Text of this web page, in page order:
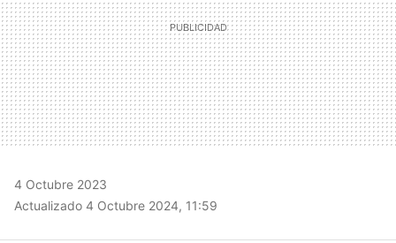
4 Octubre 2023
Actualizado 4 Octubre 2024, 11:59